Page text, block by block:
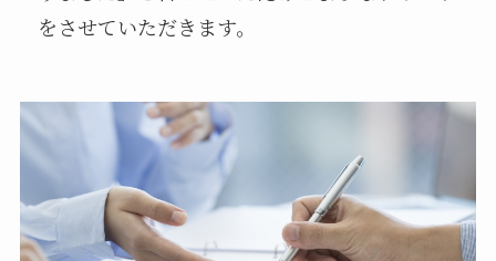
をさせていただきます。